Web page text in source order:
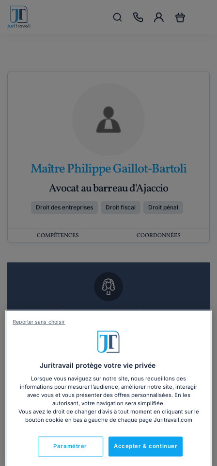
Maître Philippe Gaillot-Bartoli
Avocat au barreau d'Ajaccio
Droit des entreprises Droit fiscal Droit pénal
COMPÉTENCES COORDONNÉES
Vous souhaitez un RDV en cabinet avec un
Recevoir des devis d'avocats
3 devis en 48h
Vous souhaitez une consultation par
téléphone ?
Juritravail protège votre vie privée
Lorsque vous naviguez sur notre site, nous recueillons des
informations pour mesurer l’audience, améliorer notre site, interagir
avec vous et vous présenter des offres personnalisées. En les
autorisant, votre navigation sera simplifiée.
Vous avez le droit de changer d’avis à tout moment en cliquant sur le
bouton cookie en bas à gauche de chaque page Juritravail.com
Accepter & continuer
Paramétrer
Reporter sans choisir